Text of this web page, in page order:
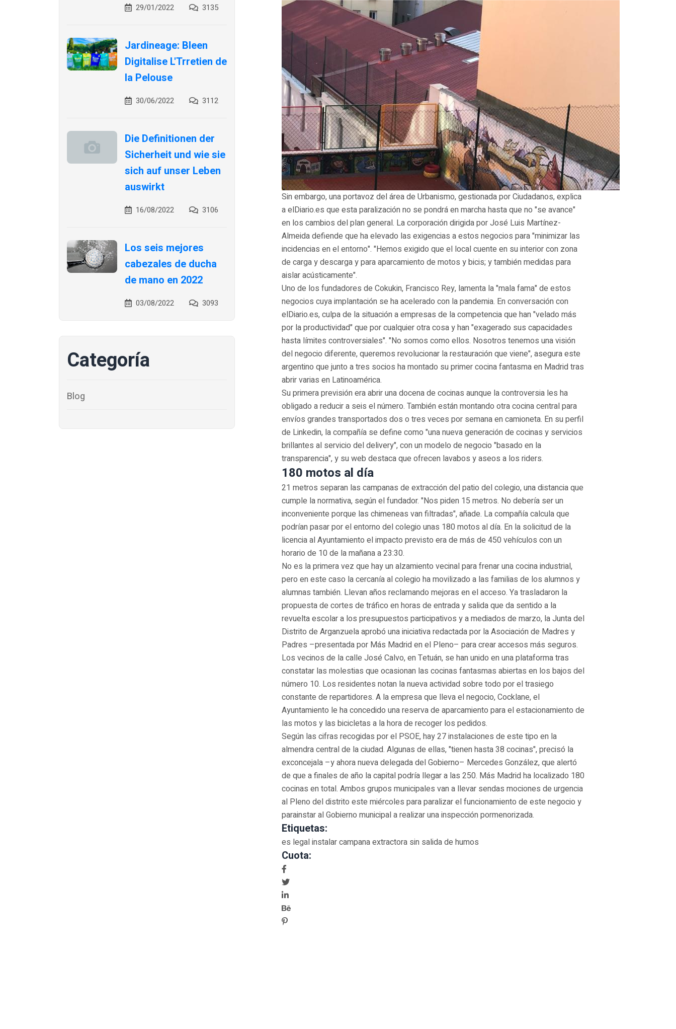
29/01/2022 3135
Jardineage: Bleen
Digitalise L'Trretien de
la Pelouse
30/06/2022 3112
Die Definitionen der
Sicherheit und wie sie
sich auf unser Leben
auswirkt
16/08/2022 3106
Los seis mejores
cabezales de ducha
de mano en 2022
03/08/2022 3093
Categoría
Blog
Sin embargo, una portavoz del área de Urbanismo, gestionada por Ciudadanos, explica
a elDiario.es que esta paralización no se pondrá en marcha hasta que no "se avance"
en los cambios del plan general. La corporación dirigida por José Luis Martínez-
Almeida defiende que ha elevado las exigencias a estos negocios para "minimizar las
incidencias en el entorno". "Hemos exigido que el local cuente en su interior con zona
de carga y descarga y para aparcamiento de motos y bicis; y también medidas para
aislar acústicamente".
Uno de los fundadores de Cokukin, Francisco Rey, lamenta la "mala fama" de estos
negocios cuya implantación se ha acelerado con la pandemia. En conversación con
elDiario.es, culpa de la situación a empresas de la competencia que han "velado más
por la productividad" que por cualquier otra cosa y han "exagerado sus capacidades
hasta límites controversiales". "No somos como ellos. Nosotros tenemos una visión
del negocio diferente, queremos revolucionar la restauración que viene", asegura este
argentino que junto a tres socios ha montado su primer cocina fantasma en Madrid tras
abrir varias en Latinoamérica.
Su primera previsión era abrir una docena de cocinas aunque la controversia les ha
obligado a reducir a seis el número. También están montando otra cocina central para
envíos grandes transportados dos o tres veces por semana en camioneta. En su perfil
de Linkedin, la compañía se define como "una nueva generación de cocinas y servicios
brillantes al servicio del delivery", con un modelo de negocio "basado en la
transparencia", y su web destaca que ofrecen lavabos y aseos a los riders.
180 motos al día
21 metros separan las campanas de extracción del patio del colegio, una distancia que
cumple la normativa, según el fundador. "Nos piden 15 metros. No debería ser un
inconveniente porque las chimeneas van filtradas", añade. La compañía calcula que
podrían pasar por el entorno del colegio unas 180 motos al día. En la solicitud de la
licencia al Ayuntamiento el impacto previsto era de más de 450 vehículos con un
horario de 10 de la mañana a 23:30.
No es la primera vez que hay un alzamiento vecinal para frenar una cocina industrial,
pero en este caso la cercanía al colegio ha movilizado a las familias de los alumnos y
alumnas también. Llevan años reclamando mejoras en el acceso. Ya trasladaron la
propuesta de cortes de tráfico en horas de entrada y salida que da sentido a la
revuelta escolar a los presupuestos participativos y a mediados de marzo, la Junta del
Distrito de Arganzuela aprobó una iniciativa redactada por la Asociación de Madres y
Padres –presentada por Más Madrid en el Pleno– para crear accesos más seguros.
Los vecinos de la calle José Calvo, en Tetuán, se han unido en una plataforma tras
constatar las molestias que ocasionan las cocinas fantasmas abiertas en los bajos del
número 10. Los residentes notan la nueva actividad sobre todo por el trasiego
constante de repartidores. A la empresa que lleva el negocio, Cocklane, el
Ayuntamiento le ha concedido una reserva de aparcamiento para el estacionamiento de
las motos y las bicicletas a la hora de recoger los pedidos.
Según las cifras recogidas por el PSOE, hay 27 instalaciones de este tipo en la
almendra central de la ciudad. Algunas de ellas, "tienen hasta 38 cocinas", precisó la
exconcejala –y ahora nueva delegada del Gobierno– Mercedes González, que alertó
de que a finales de año la capital podría llegar a las 250. Más Madrid ha localizado 180
cocinas en total. Ambos grupos municipales van a llevar sendas mociones de urgencia
al Pleno del distrito este miércoles para paralizar el funcionamiento de este negocio y
parainstar al Gobierno municipal a realizar una inspección pormenorizada.
Etiquetas:
es legal instalar campana extractora sin salida de humos
Cuota: